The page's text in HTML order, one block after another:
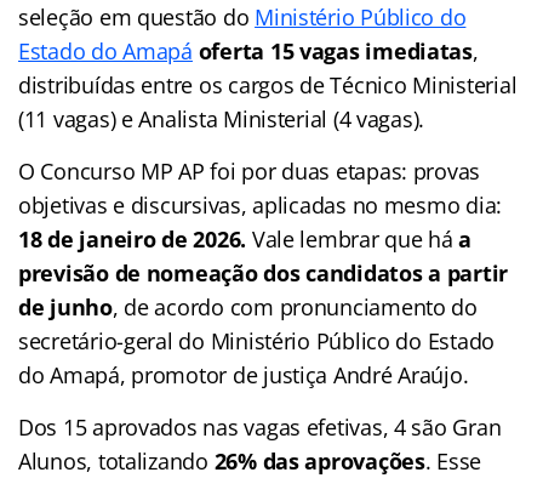
seleção em questão do Ministério Público do
Estado do Amapá oferta 15 vagas imediatas,
distribuídas entre os cargos de Técnico Ministerial
(11 vagas) e Analista Ministerial (4 vagas).
O Concurso MP AP foi por duas etapas: provas
objetivas e discursivas, aplicadas no mesmo dia:
18 de janeiro de 2026. Vale lembrar que háa
previsão de nomeação dos candidatos a partir
de junho, de acordo com pronunciamento do
secretário-geral do Ministério Público do Estado
do Amapá, promotor de justiça André Araújo.
Dos 15 aprovados nas vagas efetivas, 4 são Gran
Alunos, totalizando 26% das aprovações. Esse